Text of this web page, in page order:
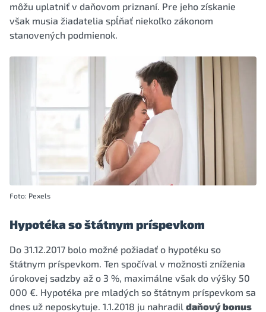
môžu uplatniť v daňovom priznaní. Pre jeho získanie
však musia žiadatelia spĺňať niekoľko zákonom
stanovených podmienok.
Foto: Pexels
Hypotéka so štátnym príspevkom
Do 31.12.2017 bolo možné požiadať o hypotéku so
štátnym príspevkom. Ten spočíval v možnosti zníženia
úrokovej sadzby až o 3 %, maximálne však do výšky 50
000 €. Hypotéka pre mladých so štátnym príspevkom sa
dnes už neposkytuje. 1.1.2018 ju nahradil daňový bonus